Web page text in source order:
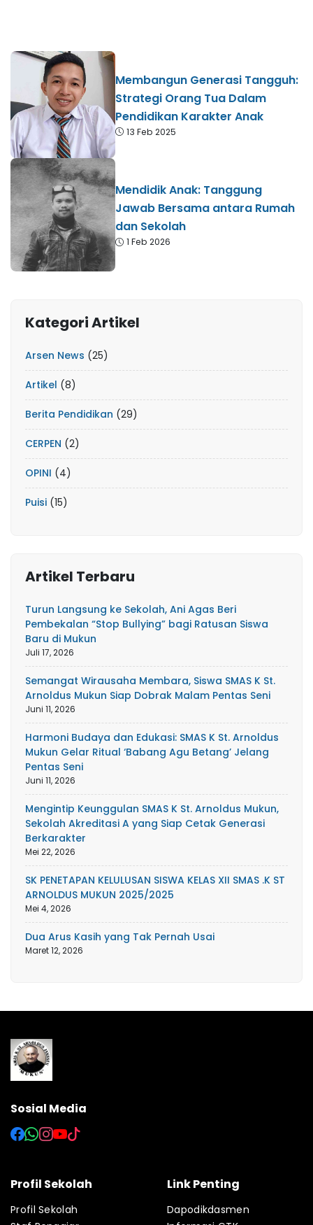
Membangun Generasi Tangguh:
Strategi Orang Tua Dalam
Pendidikan Karakter Anak
13 Feb 2025
Mendidik Anak: Tanggung
Jawab Bersama antara Rumah
dan Sekolah
1 Feb 2026
Kategori Artikel
Arsen News (25)
Artikel (8)
Berita Pendidikan (29)
CERPEN (2)
OPINI (4)
Puisi (15)
Artikel Terbaru
Turun Langsung ke Sekolah, Ani Agas Beri
Pembekalan “Stop Bullying” bagi Ratusan Siswa
Baru di Mukun
Juli 17, 2026
Semangat Wirausaha Membara, Siswa SMAS K St.
Arnoldus Mukun Siap Dobrak Malam Pentas Seni
Juni 11, 2026
Harmoni Budaya dan Edukasi: SMAS K St. Arnoldus
Mukun Gelar Ritual ‘Babang Agu Betang’ Jelang
Pentas Seni
Juni 11, 2026
Mengintip Keunggulan SMAS K St. Arnoldus Mukun,
Sekolah Akreditasi A yang Siap Cetak Generasi
Berkarakter
Mei 22, 2026
SK PENETAPAN KELULUSAN SISWA KELAS XII SMAS .K ST
ARNOLDUS MUKUN 2025/2025
Mei 4, 2026
Dua Arus Kasih yang Tak Pernah Usai
Maret 12, 2026
Sosial Media
Profil Sekolah
Profil Sekolah
Link Penting
Dapodikdasmen